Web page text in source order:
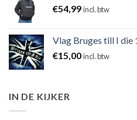
€54,99incl. btw
Vlag Bruges till I die
€15,00incl. btw
IN DE KIJKER